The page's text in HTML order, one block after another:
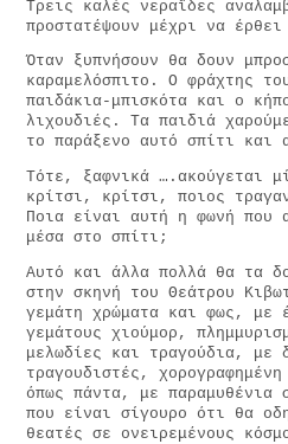
Τρεις καλές νεραΐδες
προστατέψουν μέχρι να
Όταν ξυπνήσουν θα δουν
καραμελόσπιτο. Ο φράχτης
παιδάκια-μπισκότα και ο
λιχουδιές. Τα παιδιά
το παράξενο αυτό σπίτι και
Τότε, ξαφνικά ….ακούγεται
κρίτσι, κρίτσι, ποιος
Ποια είναι αυτή η φωνή που
μέσα στο σπίτι;
Αυτό και άλλα πολλά θα τα
στην σκηνή του Θεάτρου
γεμάτη χρώματα και φως, με
γεμάτους χιούμορ,
μελωδίες και τραγούδια, με
τραγουδιστές,
όπως πάντα, με παραμυθένια
που είναι σίγουρο ότι θα
θεατές σε ονειρεμένους